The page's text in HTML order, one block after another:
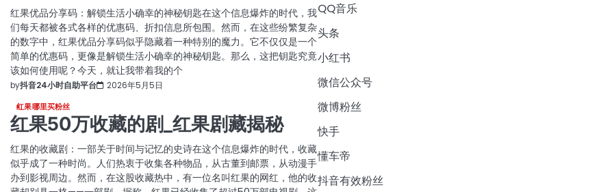
红果优品分享码：解锁生活小确幸的神秘钥匙在这个信息爆炸的时代，我
们每天都被各式各样的优惠码、折扣信息所包围。然而，在这些纷繁复杂
的数字中，红果优品分享码似乎隐藏着一种特别的魔力。它不仅仅是一个
简单的优惠码，更像是解锁生活小确幸的神秘钥匙。那么，这把钥匙究竟
该如何使用呢？今天，就让我带着我的个
by抖音24小时自助平台 2026年5月5日
红果哪里买粉丝
红果50万收藏的剧_红果剧藏揭秘
红果的收藏剧：一部关于时间与记忆的史诗在这个信息爆炸的时代，收藏
似乎成了一种时尚。人们热衷于收集各种物品，从古董到邮票，从动漫手
办到影视周边。然而，在这股收藏热中，有一位名叫红果的网红，他的收
QQ音乐
头条
小红书
微信公众号
微博粉丝
快手
懂车帝
抖音有效粉丝